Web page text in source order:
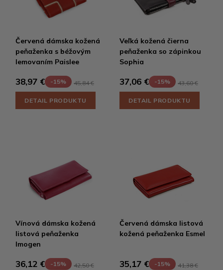
Červená dámska kožená
peňaženka s béžovým
lemovaním Paislee
38,97 € -15% 45,84 €
DETAIL PRODUKTU
Veľká kožená čierna
peňaženka so zápinkou
Sophia
37,06 € -15% 43,60 €
DETAIL PRODUKTU
Vínová dámska kožená
listová peňaženka
Imogen
36,12 € -15% 42,50 €
Červená dámska listová
kožená peňaženka Esmel
35,17 € -15% 41,38 €